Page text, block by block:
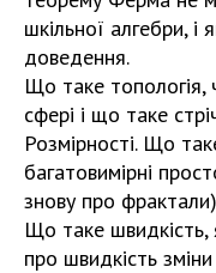
шкільної алгебри, і
доведення.
Що таке топологія,
сфері і що таке
Розмірності. Що
багатовимірні
знову про
Що таке швидкість,
про швидкість